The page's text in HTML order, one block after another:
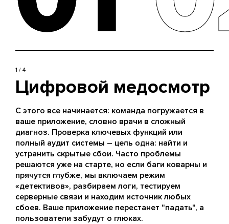
Цифровой медосмотр
1 / 4
С этого все начинается: команда погружается в
ваше приложение, словно врачи в сложный
диагноз. Проверка ключевых функций или
полный аудит системы – цель одна: найти и
устранить скрытые сбои. Часто проблемы
решаются уже на старте, но если баги коварны и
прячутся глубже, мы включаем режим
«детективов», разбираем логи, тестируем
серверные связи и находим источник любых
сбоев. Ваше приложение перестанет "падать", а
пользователи забудут о глюках.